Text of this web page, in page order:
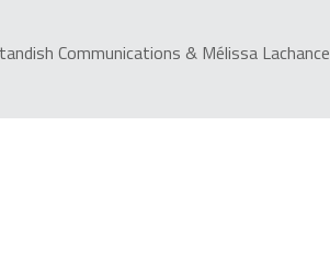
Communications & Mélissa Lachance